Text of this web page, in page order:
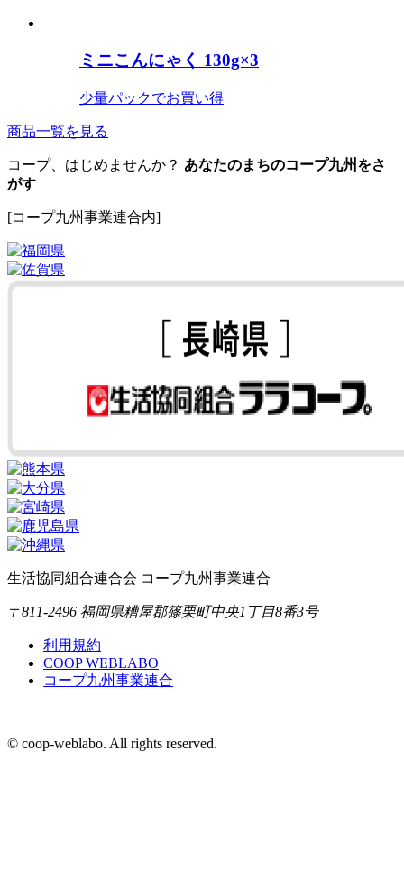
ミニこんにゃく 130g×3
少量パックでお買い得
商品一覧を見る
コープ、はじめませんか？ あなたのまちのコープ九州をさ
がす
[コープ九州事業連合内]
生活協同組合連合会 コープ九州事業連合
〒811-2496 福岡県糟屋郡篠栗町中央1丁目8番3号
利用規約
COOP WEBLABO
コープ九州事業連合
© coop-weblabo. All rights reserved.